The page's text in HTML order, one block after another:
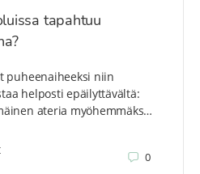
tapahtuu
puheenaiheeksi niin
helposti epäilyttävältä:
ateria myöhemmäks…
0